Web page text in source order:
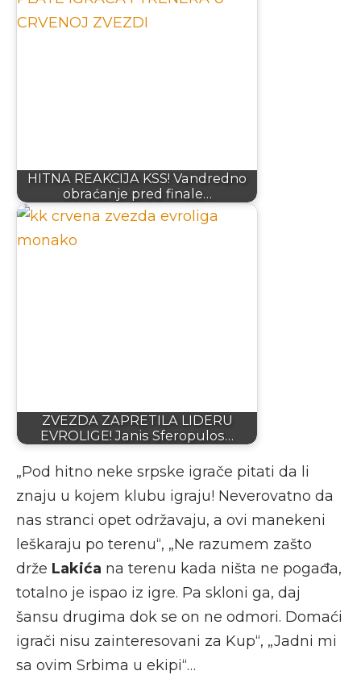
HITNA REAKCIJA KSS! Vandredno
obraćanje pred finale…
ZVEZDA ZAPRETILA LIDERU
EVROLIGE! Janis Sferopulos…
„Pod hitno neke srpske igrače pitati da li
znaju u kojem klubu igraju! Neverovatno da
nas stranci opet održavaju, a ovi manekeni
leškaraju po terenu“, „Ne razumem zašto
drže Lakića na terenu kada ništa ne pogađa,
totalno je ispao iz igre. Pa skloni ga, daj
šansu drugima dok se on ne odmori. Domaći
igrači nisu zainteresovani za Kup“, „Jadni mi
sa ovim Srbima u ekipi“…